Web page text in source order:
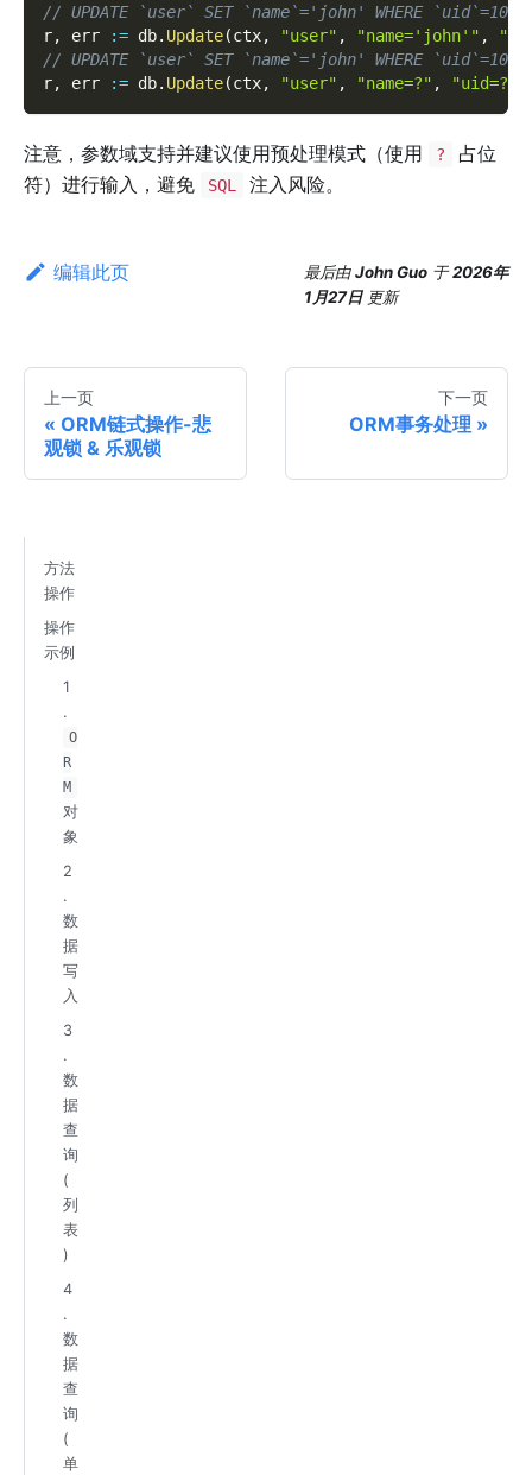
// UPDATE `user` SET `name`='john' WHERE
r, err := db. Update(ctx, "user" , "name='john'" ,
// UPDATE `user` SET `name`='john' WHERE
r, err := db. Update(ctx, "user" , "name=?" , "uid=?"
注意，参数域支持并建议使用预处理模式（使用 ?
占位
符）进行输入，避免
SQL 注入风险。
编辑此页 最后由John Guo 于2026年
1月27日 更新
上一页
ORM链式操作-悲
观锁 & 乐观锁
下一页
ORM事务处理
方法
操作
操作
示例
1
.
O
R
M
对
象
2
.
数
据
写
入
3
.
数
据
查
询
(
列
表
)
4
.
数
据
查
询
(
单